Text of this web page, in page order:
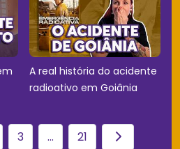
A real história do acidente
radioativo em Goiânia
3 ... 21